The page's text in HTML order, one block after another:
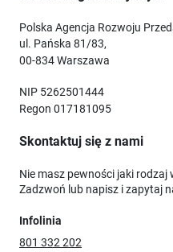
Polska Agencja Rozwoju
ul. Pańska 81/83,
00-834 Warszawa
NIP 5262501444
Regon 017181095
Skontaktuj się z nami
Nie masz pewności jaki
Zadzwoń lub napisz i zapytaj
Infolinia
801 332 202